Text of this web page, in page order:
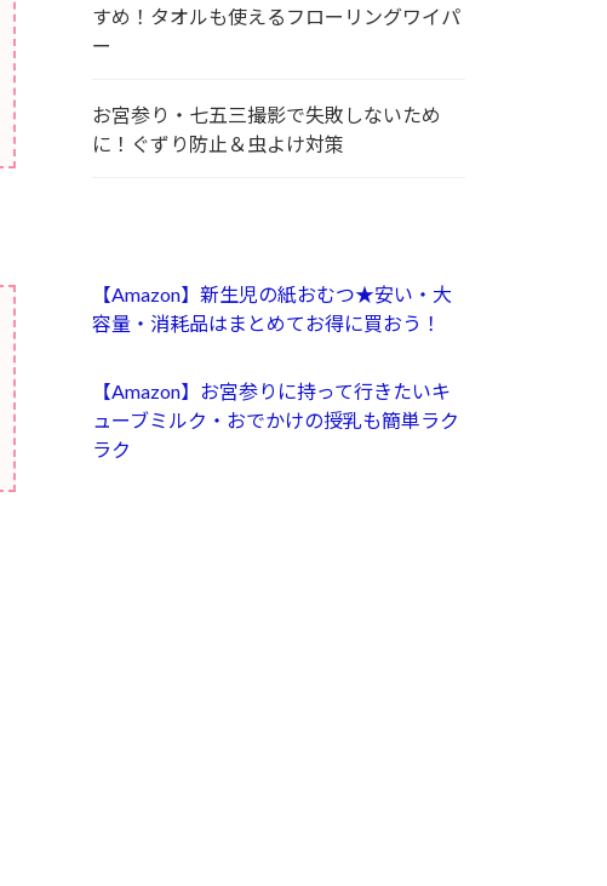
すめ！タオルも使えるフローリングワイパ
ー
お宮参り・七五三撮影で失敗しないため
に！ぐずり防止＆虫よけ対策
【Amazon】新生児の紙おむつ★安い・大
容量・消耗品はまとめてお得に買おう！
【Amazon】お宮参りに持って行きたいキ
ューブミルク・おでかけの授乳も簡単ラク
ラク